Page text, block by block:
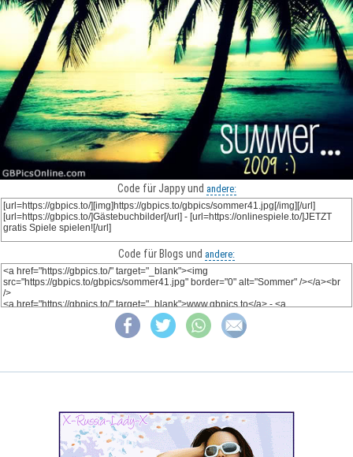
Code für Jappy und andere:
Code für Blogs und andere: